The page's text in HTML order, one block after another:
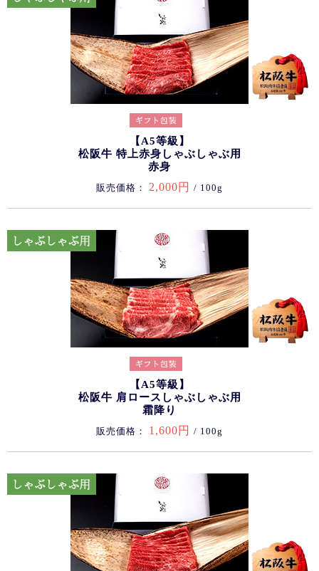
【A5等級】
松阪牛 特上赤身しゃぶしゃぶ用
赤身
販売価格： 2,000円 / 100g
【A5等級】
松阪牛 肩ロースしゃぶしゃぶ用
霜降り
販売価格： 1,600円 / 100g